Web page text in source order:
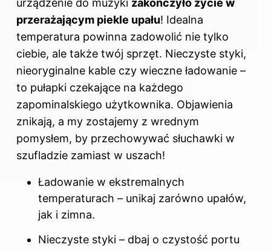
urządzenie do muzyki zakończyło życie w
przerażającym piekle upału! Idealna
temperatura powinna zadowolić nie tylko
ciebie, ale także twój sprzęt. Nieczyste styki,
nieoryginalne kable czy wieczne ładowanie –
to pułapki czekające na każdego
zapominalskiego użytkownika. Objawienia
znikają, a my zostajemy z wrednym
pomysłem, by przechowywać słuchawki w
szufladzie zamiast w uszach!
Ładowanie w ekstremalnych
temperaturach – unikaj zarówno upałów,
jak i zimna.
Nieczyste styki – dbaj o czystość portu